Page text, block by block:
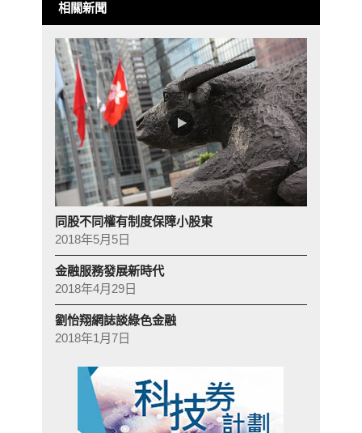
相關新聞
同股不同權有制度保障小股東
2018年5月5日
金融服務發展新時代
2018年4月29日
劉怡翔網誌談綠色金融
2018年1月7日